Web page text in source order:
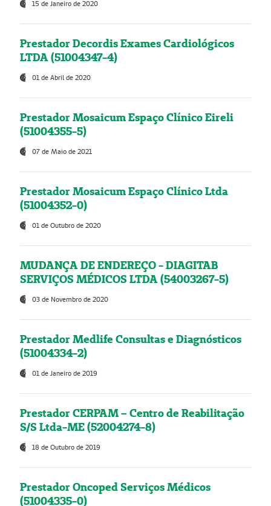
15 de Janeiro de 2020
Prestador Decordis Exames Cardiológicos
LTDA (51004347-4)
01 de Abril de 2020
Prestador Mosaicum Espaço Clínico Eireli
(51004355-5)
07 de Maio de 2021
Prestador Mosaicum Espaço Clínico Ltda
(51004352-0)
01 de Outubro de 2020
MUDANÇA DE ENDEREÇO - DIAGITAB
SERVIÇOS MÉDICOS LTDA (54003267-5)
03 de Novembro de 2020
Prestador Medlife Consultas e Diagnósticos
(51004334-2)
01 de Janeiro de 2019
Prestador CERPAM – Centro de Reabilitação
S/S Ltda-ME (52004274-8)
18 de Outubro de 2019
Prestador Oncoped Serviços Médicos
(51004335-0)